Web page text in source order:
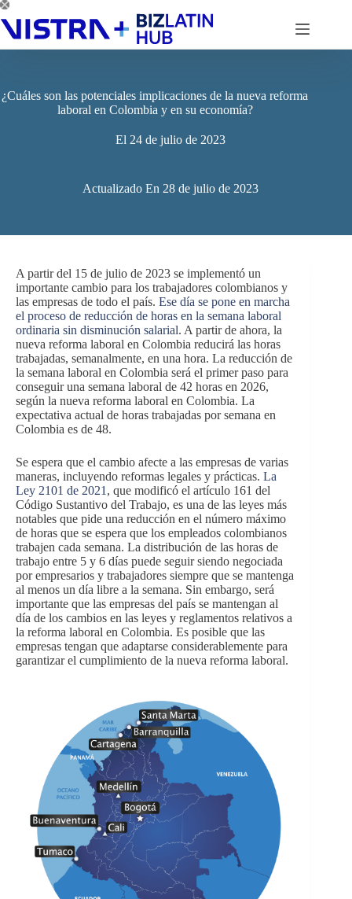
Saltar
al
contenido
¿Cuáles son las potenciales implicaciones de la nueva reforma
laboral en Colombia y en su economía?
El 24 de julio de 2023
Actualizado En 28 de julio de 2023
A partir del 15 de julio de 2023 se implementó un
importante cambio para los trabajadores colombianos y
las empresas de todo el país. Ese día se pone en marcha
el proceso de reducción de horas en la semana laboral
ordinaria sin disminución salarial. A partir de ahora, la
nueva reforma laboral en Colombia reducirá las horas
trabajadas, semanalmente, en una hora. La reducción de
la semana laboral en Colombia será el primer paso para
conseguir una semana laboral de 42 horas en 2026,
según la nueva reforma laboral en Colombia. La
expectativa actual de horas trabajadas por semana en
Colombia es de 48.
Se espera que el cambio afecte a las empresas de varias
maneras, incluyendo reformas legales y prácticas. La
Ley 2101 de 2021 , que modificó el artículo 161 del
Código Sustantivo del Trabajo, es una de las leyes más
notables que pide una reducción en el número máximo
de horas que se espera que los empleados colombianos
trabajen cada semana. La distribución de las horas de
trabajo entre 5 y 6 días puede seguir siendo negociada
por empresarios y trabajadores siempre que se mantenga
al menos un día libre a la semana. Sin embargo, será
importante que las empresas del país se mantengan al
día de los cambios en las leyes y reglamentos relativos a
la reforma laboral en Colombia. Es posible que las
empresas tengan que adaptarse considerablemente para
garantizar el cumplimiento de la nueva reforma laboral.